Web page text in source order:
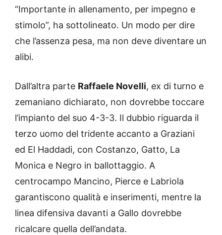
“Importante in allenamento, per impegno e
stimolo”, ha sottolineato. Un modo per dire
che l’assenza pesa, ma non deve diventare un
alibi.
Dall’altra parte Raffaele Novelli, ex di turno e
zemaniano dichiarato, non dovrebbe toccare
l’impianto del suo 4-3-3. Il dubbio riguarda il
terzo uomo del tridente accanto a Graziani
ed El Haddadi, con Costanzo, Gatto, La
Monica e Negro in ballottaggio. A
centrocampo Mancino, Pierce e Labriola
garantiscono qualità e inserimenti, mentre la
linea difensiva davanti a Gallo dovrebbe
ricalcare quella dell’andata.